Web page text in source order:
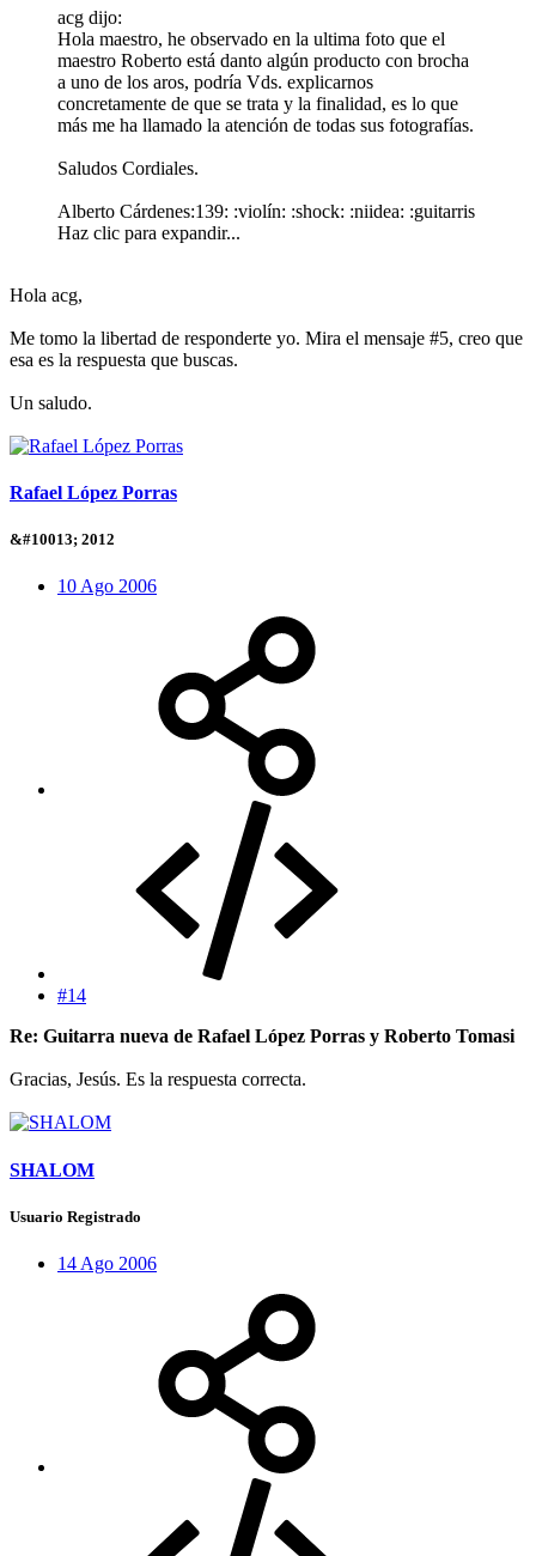
acg dijo:
Hola maestro, he observado en la ultima foto que el
maestro Roberto está danto algún producto con brocha
a uno de los aros, podría Vds. explicarnos
concretamente de que se trata y la finalidad, es lo que
más me ha llamado la atención de todas sus fotografías.
Saludos Cordiales.
Alberto Cárdenes:139: :violín: :shock: :niidea: :guitarris
Haz clic para expandir...
Hola acg,
Me tomo la libertad de responderte yo. Mira el mensaje #5, creo que
esa es la respuesta que buscas.
Un saludo.
Rafael López Porras
&#10013; 2012
10 Ago 2006
#14
Re: Guitarra nueva de Rafael López Porras y Roberto Tomasi
Gracias, Jesús. Es la respuesta correcta.
SHALOM
Usuario Registrado
14 Ago 2006